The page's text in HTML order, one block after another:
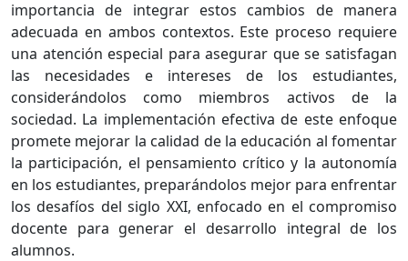
importancia de integrar estos cambios de manera
adecuada en ambos contextos. Este proceso requiere
una atención especial para asegurar que se satisfagan
las necesidades e intereses de los estudiantes,
considerándolos como miembros activos de la
sociedad. La implementación efectiva de este enfoque
promete mejorar la calidad de la educación al fomentar
la participación, el pensamiento crítico y la autonomía
en los estudiantes, preparándolos mejor para enfrentar
los desafíos del siglo XXI, enfocado en el compromiso
docente para generar el desarrollo integral de los
alumnos.